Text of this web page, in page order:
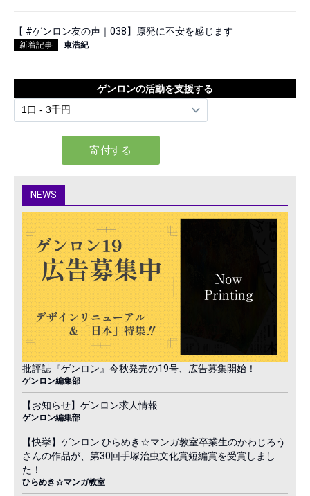
【 #ゲンロン友の声｜038】原発に不安を感じます
新着記事 東浩紀
ゲンロンの活動を支援する
NEWS
批評誌『ゲンロン』今秋発売の19号、広告募集開始！
ゲンロン編集部
【お知らせ】ゲンロン求人情報
ゲンロン編集部
【快挙】ゲンロン ひらめき☆マンガ教室卒業生のかわじろう
さんの作品が、第30回手塚治虫文化賞短編賞を受賞しまし
た！
ひらめき☆マンガ教室